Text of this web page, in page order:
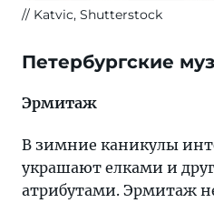
Katvic, Shutterstock
Петербургские
Эрмитаж
В зимние каникулы
украшают елками и
атрибутами. Эрмитаж